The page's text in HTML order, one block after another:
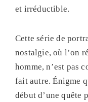
et irréductible.
Cette série de
nostalgie, où l’on
homme, n’est pas
fait autre. Énigme
début d’une quête